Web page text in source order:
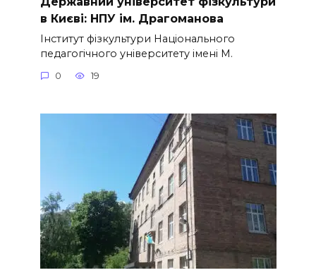
в Києві: НПУ ім. Драгоманова
Інститут фізкультури Національного
педагогічного університету імені М.
0 19